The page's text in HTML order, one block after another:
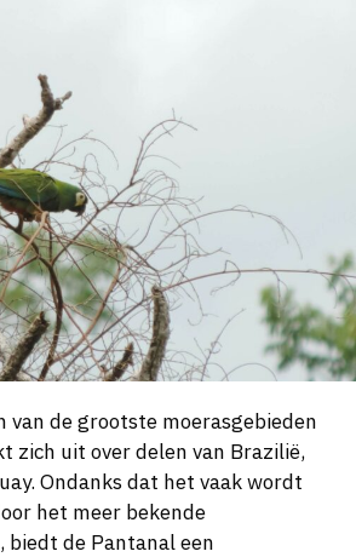
van de grootste moerasgebieden
zich uit over delen van Brazilië,
Ondanks dat het vaak wordt
het meer bekende
biedt de Pantanal een